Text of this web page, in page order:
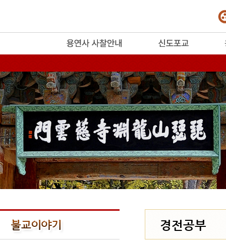
경전공부